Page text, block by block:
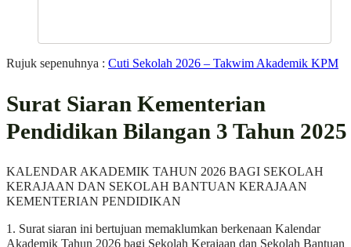
Rujuk sepenuhnya : Cuti Sekolah 2026 – Takwim Akademik KPM
Surat Siaran Kementerian
Pendidikan Bilangan 3 Tahun 2025
KALENDAR AKADEMIK TAHUN 2026 BAGI SEKOLAH
KERAJAAN DAN SEKOLAH BANTUAN KERAJAAN
KEMENTERIAN PENDIDIKAN
1. Surat siaran ini bertujuan memaklumkan berkenaan Kalendar
Akademik Tahun 2026 bagi Sekolah Kerajaan dan Sekolah Bantuan